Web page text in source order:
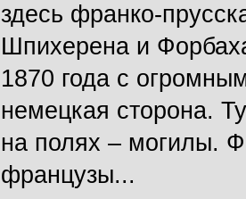
здесь франко-
Шпихерена и
1870 года с
немецкая сторона.
на полях – могилы.
французы...